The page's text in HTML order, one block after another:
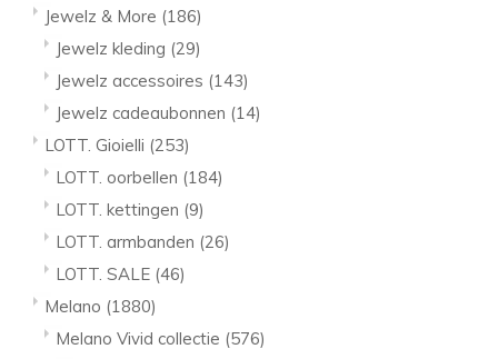
Jewelz & More (186)
Jewelz kleding (29)
Jewelz accessoires (143)
Jewelz cadeaubonnen (14)
LOTT. Gioielli (253)
LOTT. oorbellen (184)
LOTT. kettingen (9)
LOTT. armbanden (26)
LOTT. SALE (46)
Melano (1880)
Melano Vivid collectie (576)